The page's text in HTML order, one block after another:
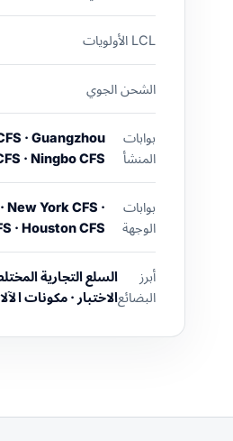
LCL الأولويات
الشحن الجوي
بوابات
المنشأ
· Guangzhou
· Ningbo CFS
بوابات
الوجهة
New York CFS ·
· Houston CFS
أبرز
البضائع
السلع التجارية
الاختبار · مكونات